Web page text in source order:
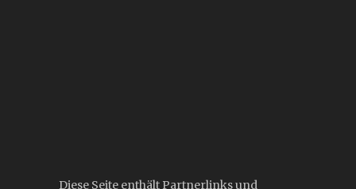
Diese Seite enthält Partnerlinks und